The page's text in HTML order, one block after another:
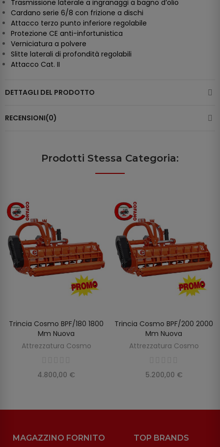
Trasmissione laterale a ingranaggi a bagno d’olio
Cardano serie 6/8 con frizione a dischi
Attacco terzo punto inferiore regolabile
Protezione CE anti-infortunistica
Verniciatura a polvere
Slitte laterali di profondità regolabili
Attacco Cat. II
DETTAGLI DEL PRODOTTO
RECENSIONI(0)
Prodotti Stessa Categoria:
SCOPRIRE
Trincia Cosmo BPF/180 1800
Mm Nuova
Attrezzatura Cosmo
4.800,00 €
SCOPRIRE
Trincia Cosmo BPF/200 2000
Mm Nuova
Attrezzatura Cosmo
5.200,00 €
MAGAZZINO FORNITO TOP BRANDS